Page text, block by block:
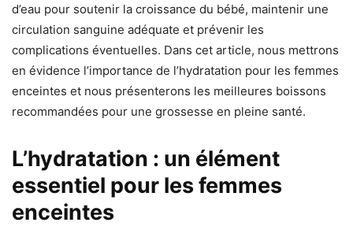
d’eau pour soutenir la croissance du bébé, maintenir une
circulation sanguine adéquate et prévenir les
complications éventuelles. Dans cet article, nous mettrons
en évidence l’importance de l’hydratation pour les femmes
enceintes et nous présenterons les meilleures boissons
recommandées pour une grossesse en pleine santé.
L’hydratation : un élément
essentiel pour les femmes
enceintes